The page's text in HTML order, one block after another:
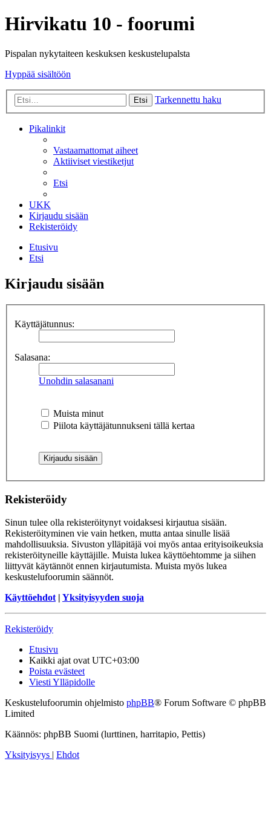
Hirvikatu 10 - foorumi
Pispalan nykytaiteen keskuksen keskustelupalsta
Hyppää sisältöön
Etsi Tarkennettu haku
Pikalinkit
Vastaamattomat aiheet
Aktiiviset viestiketjut
Etsi
UKK
Kirjaudu sisään
Rekisteröidy
Etusivu
Etsi
Kirjaudu sisään
Käyttäjätunnus:
Salasana:
Unohdin salasanani
Muista minut
Piilota käyttäjätunnukseni tällä kertaa
Rekisteröidy
Sinun tulee olla rekisteröitynyt voidaksesi kirjautua sisään.
Rekisteröityminen vie vain hetken, mutta antaa sinulle lisää
mahdollisuuksia. Sivuston ylläpitäjä voi myös antaa erityisoikeuksia
rekisteröityneille käyttäjille. Muista lukea käyttöehtomme ja siihen
liittyvät käytännöt ennen kirjautumista. Muista myös lukea
keskustelufoorumin säännöt.
Käyttöehdot | Yksityisyyden suoja
Rekisteröidy
Etusivu
Kaikki ajat ovat UTC+03:00
Poista evästeet
Viesti Ylläpidolle
Keskustelufoorumin ohjelmisto phpBB® Forum Software © phpBB
Limited
Käännös: phpBB Suomi (lurttinen, harritapio, Pettis)
Yksityisyys | Ehdot